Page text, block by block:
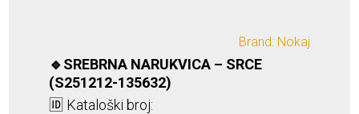
Brand: Nokaj
🔹SREBRNA NARUKVICA – SRCE
(S251212-135632)
🆔 Kataloški broj: